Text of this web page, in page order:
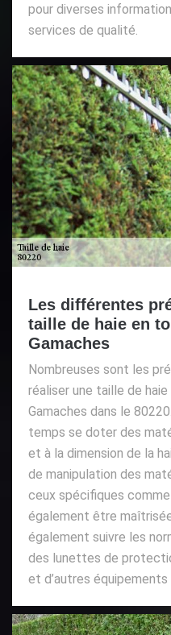
pour diverses
services de qualité.
Les différentes
taille de haie en
Gamaches
Nombreuses sont les
réaliser une taille de
Gamaches dans le
temps se doter des
et à la dimension de la
de manipulation des
ceux spécifiques
également être
également suivre les
des lunettes de
et d’autres